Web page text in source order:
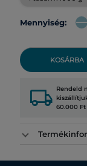
Mennyiség:
KOSÁRBA
local_shipping Rendeld
60.000